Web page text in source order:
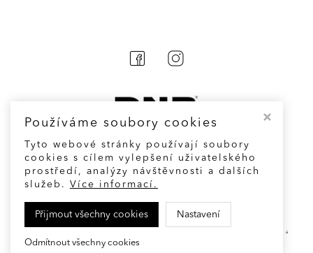
Cookies
Denisa Nová
Používáme soubory cookies
Tyto webové stránky používají soubory
cookies s cílem vylepšení uživatelského
prostředí, analýzy návštěvnosti a dalších
služeb. Více informací.
Přijmout všechny cookies Nastavení
Odmítnout všechny cookies